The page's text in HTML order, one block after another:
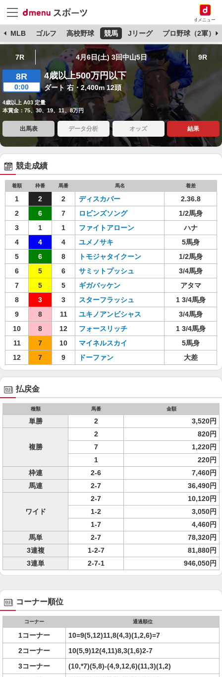
dメニュー
MLB ゴルフ 高校野球 競馬 Jリーグ プロ野球（2軍）
7R 4月6日(土) 3回中山5日 9R
8R
0:00
4歳以上500万円以下
ダート 右・2,400m 12頭
4歳以上 A03 定量
本賞金：75、30、19、11、8万円
出馬表 データ分析 オッズ 結果
競走成績
着順 枠番 馬番 馬名 着差
1 2 2 ディスカバー
2.36.8
2
6 7 ロビンズソング
1/2馬身
3
1 1 ファイトアローン
ハナ
4
4 4 ユメノサキ
5馬身
5
6 8 トモジャタイクーン
1/2馬身
6
5 6 サミットプッシュ
3/4馬身
7
5 5 ギガバッケン
アタマ
8
3 3 スターフラッシュ
1 3/4馬身
9
8 11 ユキノアンビシャス
3/4馬身
10
8 12 フォースリッチ
1 3/4馬身
11
7 10 マイネルスカイ
5馬身
12
7 9 ドーファン 大差
払戻金
種類 馬番 金額
単勝 2 3,520円
複勝
2
820円
7
1,220円
1
220円
枠連
2-6
7,460円
馬連
2-7 36,490円
ワイド
2-7
10,120円
1-2
3,050円
1-7
4,460円
馬単
2-7
78,320円
3連複
1-2-7
81,880円
3連単
2-7-1 946,050円
コーナー順位
コーナー 通過順位
1コーナー
10=9(5,12)11,8(4,3)(1,2,6)=7
2コーナー
10(5,9)12(4,11)8,3(1,6)2-7
3コーナー
(10,*7)(5,8)-(4,9,12,6)(11,3)(1,2)